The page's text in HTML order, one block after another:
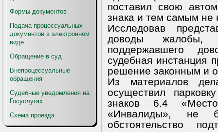
Формы документов
Подача процессуальных
документов в электронном
виде
Обращение в суд
Внепроцессуальные
обращения
Судебные уведомления на
Госуслугах
Схема проезда
поставил свою
знака и тем самым не
Исследовав
доводы жалобы,
поддержавшего
судебная инстанция
решение законным и
Из материалов
осуществил
знаков 6.4
«Инвалиды», не
обстоятельство